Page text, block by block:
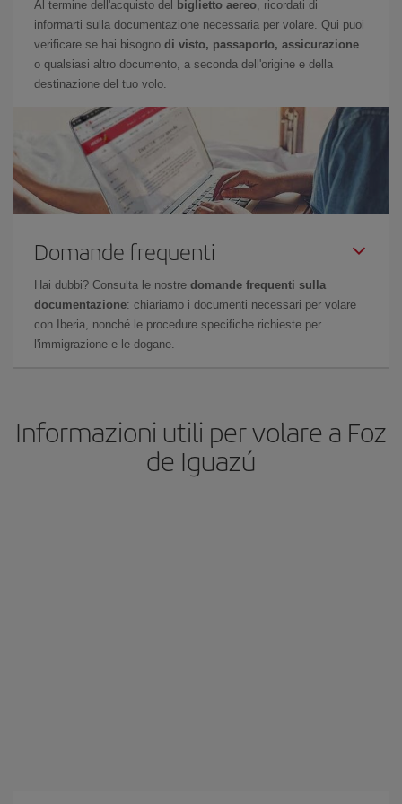
Al termine dell'acquisto del biglietto aereo, ricordati di
informarti sulla documentazione necessaria per volare. Qui puoi
verificare se hai bisogno di visto, passaporto, assicurazione
o qualsiasi altro documento, a seconda dell'origine e della
destinazione del tuo volo.
Domande frequenti
Hai dubbi? Consulta le nostre domande frequenti sulla
documentazione: chiariamo i documenti necessari per volare
con Iberia, nonché le procedure specifiche richieste per
l'immigrazione e le dogane.
Informazioni utili per volare a Foz
de Iguazú